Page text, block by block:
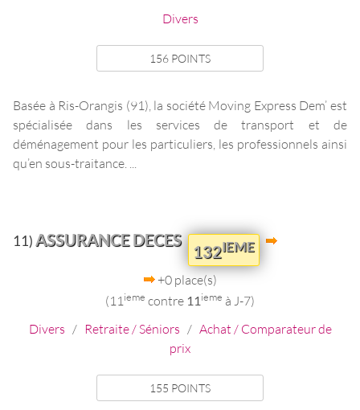
Divers
156 POINTS
Basée à Ris-Orangis (91), la société Moving Express Dem’ est
spécialisée dans les services de transport et de
déménagement pour les particuliers, les professionnels ainsi
qu’en sous-traitance. ...
11) ASSURANCE DECES
132IEME
+0 place(s)
(11 ieme contre 11ieme à J-7)
Divers / Retraite / Séniors / Achat / Comparateur de
prix
155 POINTS